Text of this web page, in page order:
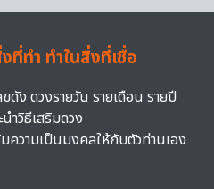
ที่ทำ ทำในสิ่งที่เชื่อ
ดัง ดวงรายวัน รายเดือน รายปี
ำวิธีเสริมดวง
ความเป็นมงคลให้กับตัวท่านเอง